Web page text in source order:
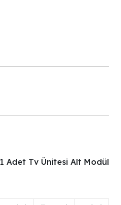
1 Adet Tv Ünitesi Alt Modül